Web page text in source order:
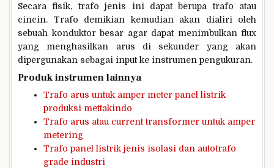
Secara fisik, trafo jenis ini dapat berupa trafo atau
cincin. Trafo demikian kemudian akan dialiri oleh
sebuah konduktor besar agar dapat menimbulkan flux
yang menghasilkan arus di sekunder yang akan
dipergunakan sebagai input ke instrumen pengukuran.
Produk instrumen lainnya
Trafo arus untuk amper meter panel listrik
produksi mettakindo
Trafo arus atau current transformer untuk amper
metering
Trafo panel listrik jenis isolasi dan autotrafo
grade industri